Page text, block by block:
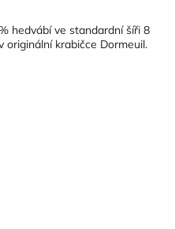
hedvábí ve standardní šíři 8
originální krabičce Dormeuil.